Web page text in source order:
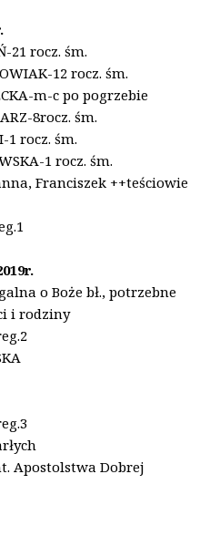
21 rocz. śm.
12 rocz. śm.
m-c po pogrzebie
8rocz. śm.
1 rocz. śm.
1 rocz. śm.
Franciszek ++teściowie
o Boże bł., potrzebne
i rodziny
Apostolstwa Dobrej